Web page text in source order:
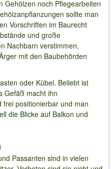
Gehölzen noch Pflegearbeiten
sollte man
Vorschriften im Baurecht
und große
Nachbarn verstimmen,
mit den Baubehörden
oder Kübel. Beliebt ist
Gefäß macht ihn
positionierbar und man
die Blicke auf Balkon und
Passanten sind in vielen